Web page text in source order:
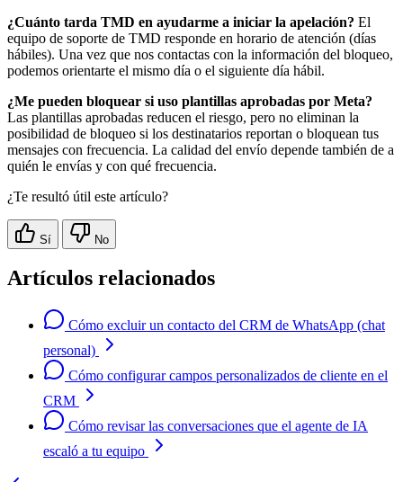
¿Cuánto tarda TMD en ayudarme a iniciar la apelación? El
equipo de soporte de TMD responde en horario de atención (días
hábiles). Una vez que nos contactas con la información del bloqueo,
podemos orientarte el mismo día o el siguiente día hábil.
¿Me pueden bloquear si uso plantillas aprobadas por Meta?
Las plantillas aprobadas reducen el riesgo, pero no eliminan la
posibilidad de bloqueo si los destinatarios reportan o bloquean tus
mensajes con frecuencia. La calidad del envío depende también de a
quién le envías y con qué frecuencia.
¿Te resultó útil este artículo?
Sí No
Artículos relacionados
Cómo excluir un contacto del CRM de WhatsApp (chat
personal)
Cómo configurar campos personalizados de cliente en el
CRM
Cómo revisar las conversaciones que el agente de IA
escaló a tu equipo